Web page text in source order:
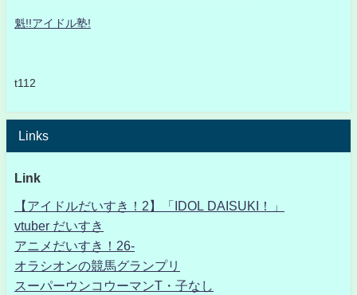
魁!!アイドル塾!
t112
Links
Link
【アイドルだいすき！2】「IDOL DAISUKI！」
vtuber だいすき
アニメだいすき！26-
オラシオンの競馬グランプリ
スーパーウンコウーマンT・子なし